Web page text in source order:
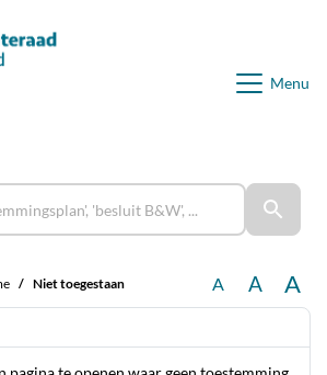
Menu
Niet toegestaan A A A